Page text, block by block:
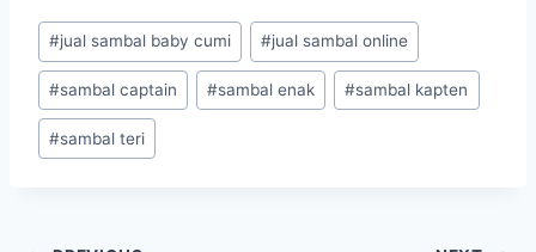
#jual sambal baby cumi #jual sambal online
#sambal captain #sambal enak #sambal kapten
#sambal teri